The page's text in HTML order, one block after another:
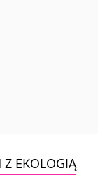
Z EKOLOGIĄ